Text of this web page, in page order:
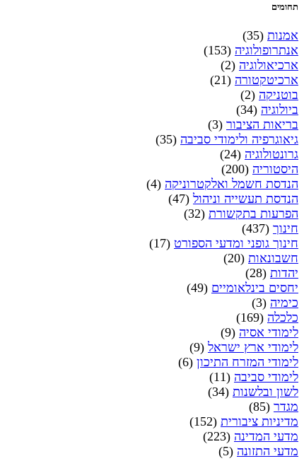
תחומים
אמנות (35)
אנתרופולוגיה (153)
ארכיאולוגיה (2)
ארכיטקטורה (21)
בוטניקה (2)
ביולוגיה (34)
בריאות הציבור (3)
גיאוגרפיה ולימודי סביבה (35)
גרונטולוגיה (24)
היסטוריה (200)
הנדסת חשמל ואלקטרוניקה (4)
הנדסת תעשייה וניהול (47)
הפרעות בתקשורת (32)
חינוך (437)
חינוך גופני ומדעי הספורט (17)
חשבונאות (20)
יהדות (28)
יחסים בינלאומיים (49)
כימיה (3)
כלכלה (169)
לימודי אסיה (9)
לימודי ארץ ישראל (9)
לימודי המזרח התיכון (6)
לימודי סביבה (11)
לשון ובלשנות (34)
מגדר (85)
מדיניות ציבורית (152)
מדעי המדינה (223)
מדעי התזונה (5)